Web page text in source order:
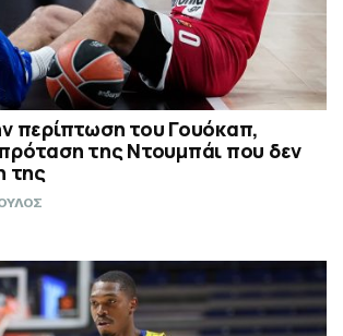
περίπτωση του Γουόκαπ,
της Ντουμπάι που δεν
της